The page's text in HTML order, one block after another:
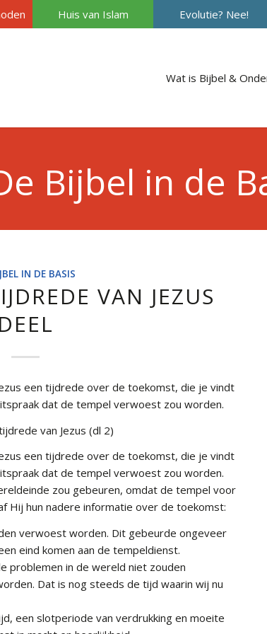
Huis van Islam Evolutie? Nee!
Wat is Bijbel &
Bijbel in de
IN DE BASIS
VAN JEZUS
DEEL
een tijdrede over de toekomst, die je vindt
dat de tempel verwoest zou worden.
van Jezus (dl 2)
een tijdrede over de toekomst, die je vindt
dat de tempel verwoest zou worden.
zou gebeuren, omdat de tempel voor
Hij hun nadere informatie over de toekomst:
verwoest worden. Dit gebeurde ongeveer
eind komen aan de tempeldienst.
problemen in de wereld niet zouden
Dat is nog steeds de tijd waarin wij nu
een slotperiode van verdrukking en moeite